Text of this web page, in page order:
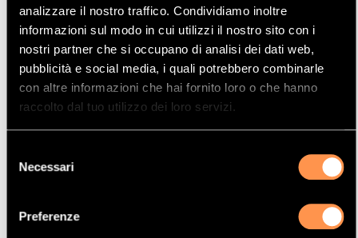
analizzare il nostro traffico. Condividiamo inoltre
informazioni sul modo in cui utilizzi il nostro sito con i
nostri partner che si occupano di analisi dei dati web,
pubblicità e social media, i quali potrebbero combinarle
con altre informazioni che hai fornito loro o che hanno
raccolto dal tuo utilizzo dei loro servizi.
delNecessari
Preferenze
La vostra selezione
Prodotto
Catalizzatore
Manufacturer